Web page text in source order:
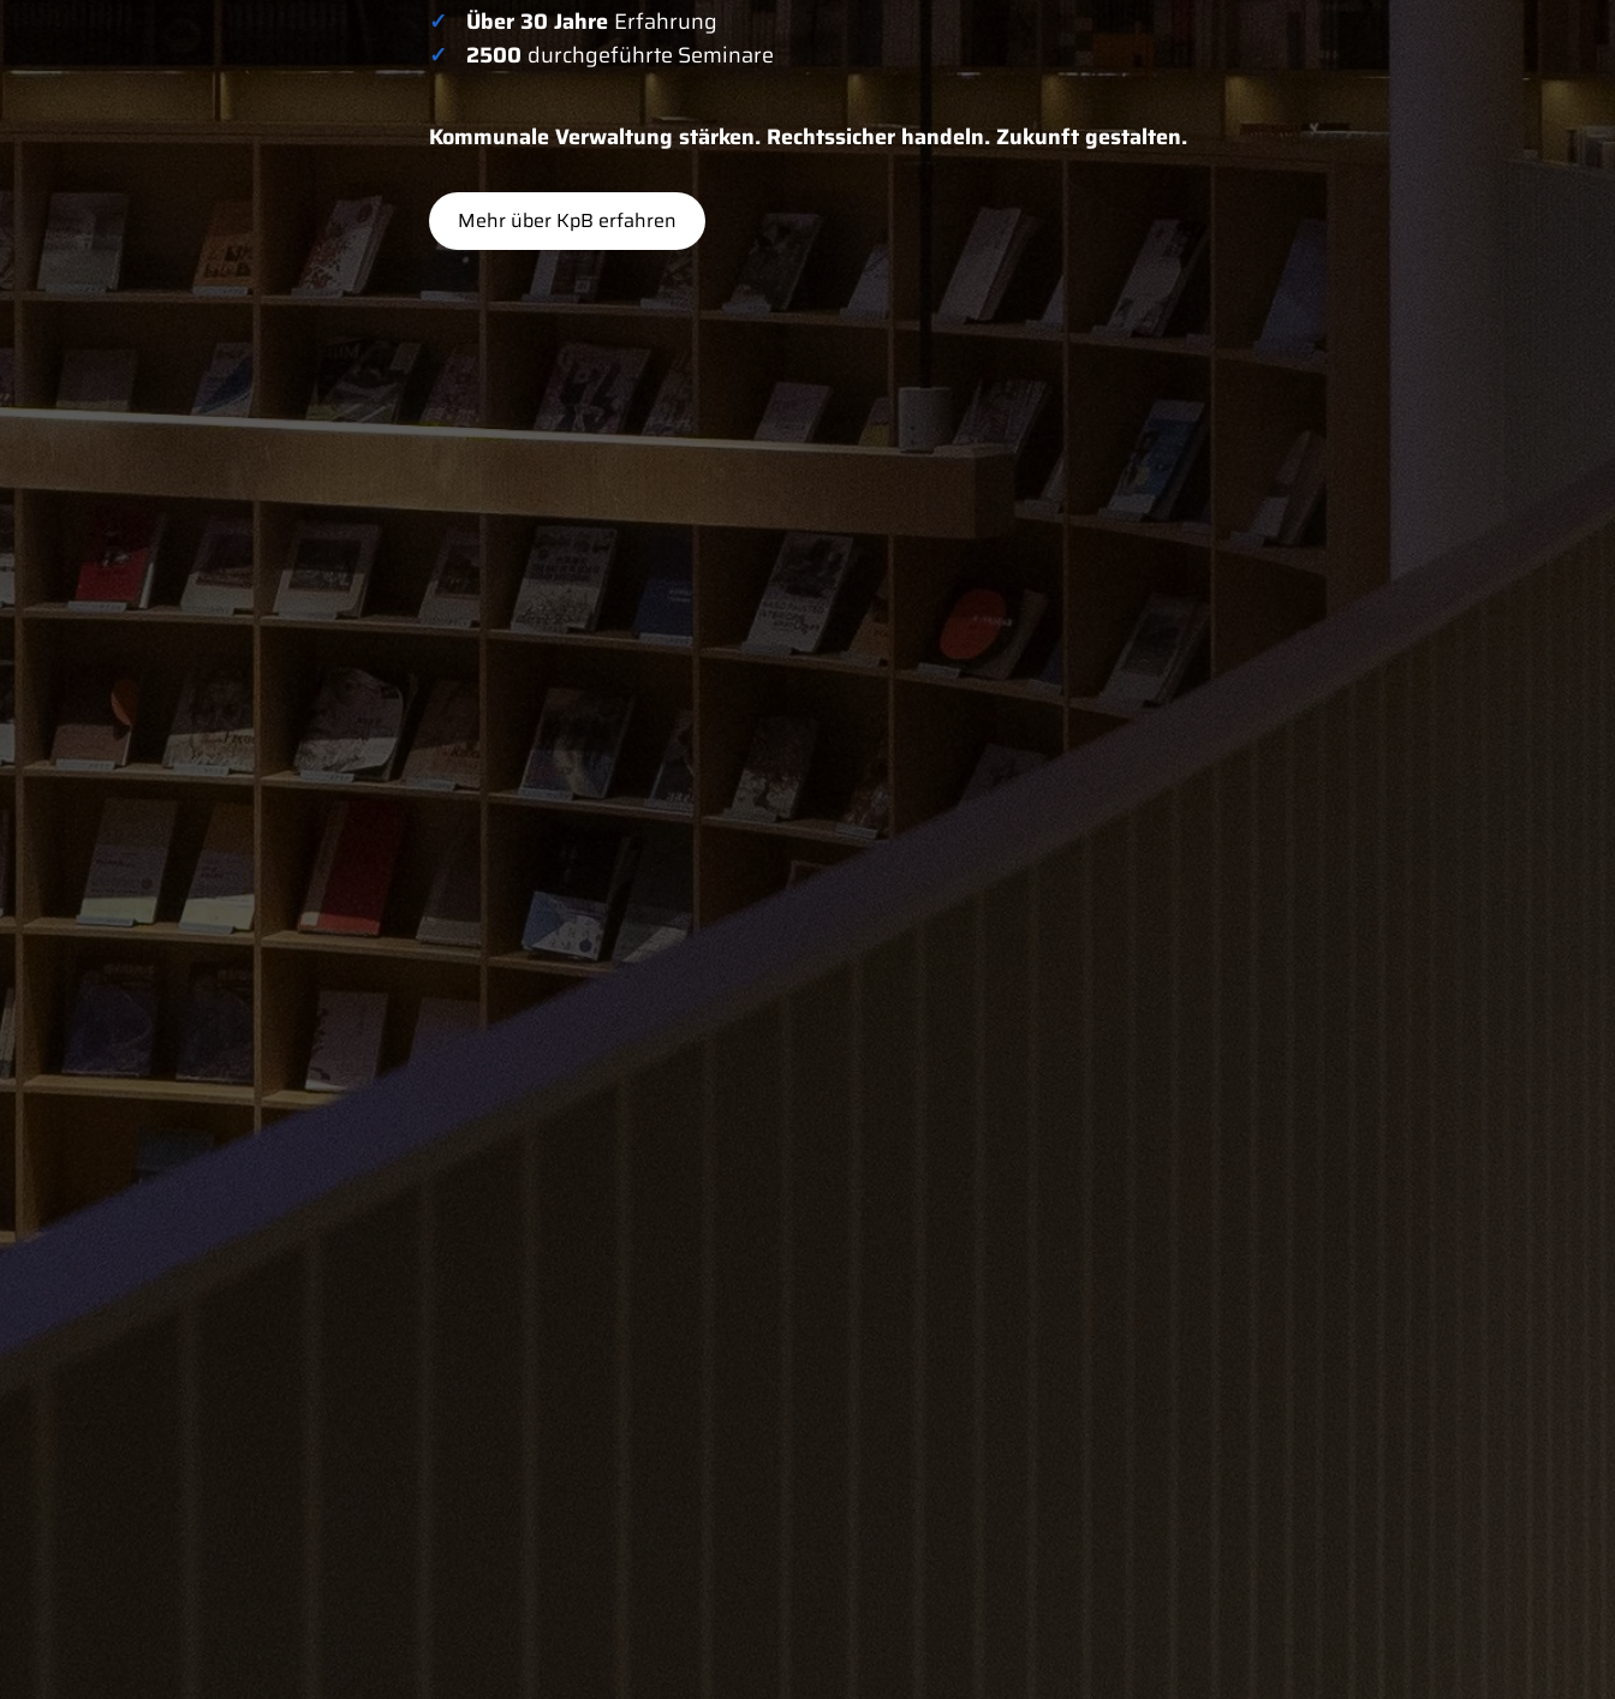
✓
Über 30 Jahre Erfahrung
✓
2500 durchgeführte Seminare
Kommunale Verwaltung stärken. Rechtssicher handeln. Zukunft gestalten.
Mehr über KpB erfahren